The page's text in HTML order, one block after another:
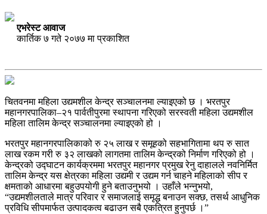
एभरेस्ट आवाज
कार्तिक ७ गते २०७७ मा प्रकाशित
चितवनमा महिला उद्यमशील केन्द्र सञ्चालनमा ल्याइएको छ । भरतपुर
महानगरपालिका–२१ पार्वतीपुरमा स्थापना गरिएको सरस्वती महिला उद्यमशील
महिला तालिम केन्द्र सञ्चालनमा ल्याइएको हो ।
भरतपुर महानगरपालिकाको रु २५ लाख र समूहको सहभागितामा थप रु सात
लाख रकम गरी रु ३२ लाखको लागतमा तालिम केन्द्रको निर्माण गरिएको हो ।
केन्द्रको उद्घाटन कार्यक्रममा भरतपुर महानगर प्रमुख रेनु दाहालले नवनिर्मित
तालिम केन्द्र यस क्षेत्रका महिला उद्यमी र उद्यम गर्न चाहने महिलाको सीप र
क्षमताको आधारमा बहुउपयोगी हुने बताउनुभयो । उहाँले भन्नुभयो,
“उद्यमशीलताले मात्र परिवार र समाजलाई समृद्ध बनाउन सक्छ, तसर्थ आधुनिक
प्रविधि सीपमार्फत उत्पादकत्व बढाउन सबै एकत्रित हुनुपर्छ ।”